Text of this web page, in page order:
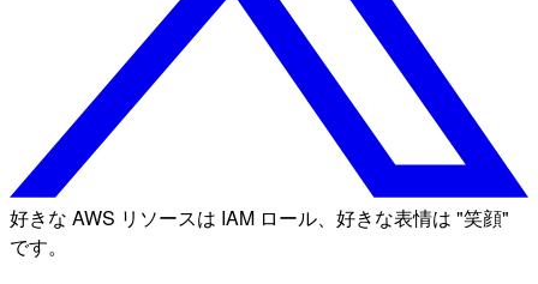
好きな AWS リソースは IAM ロール、好きな表情は "笑顔"
です。